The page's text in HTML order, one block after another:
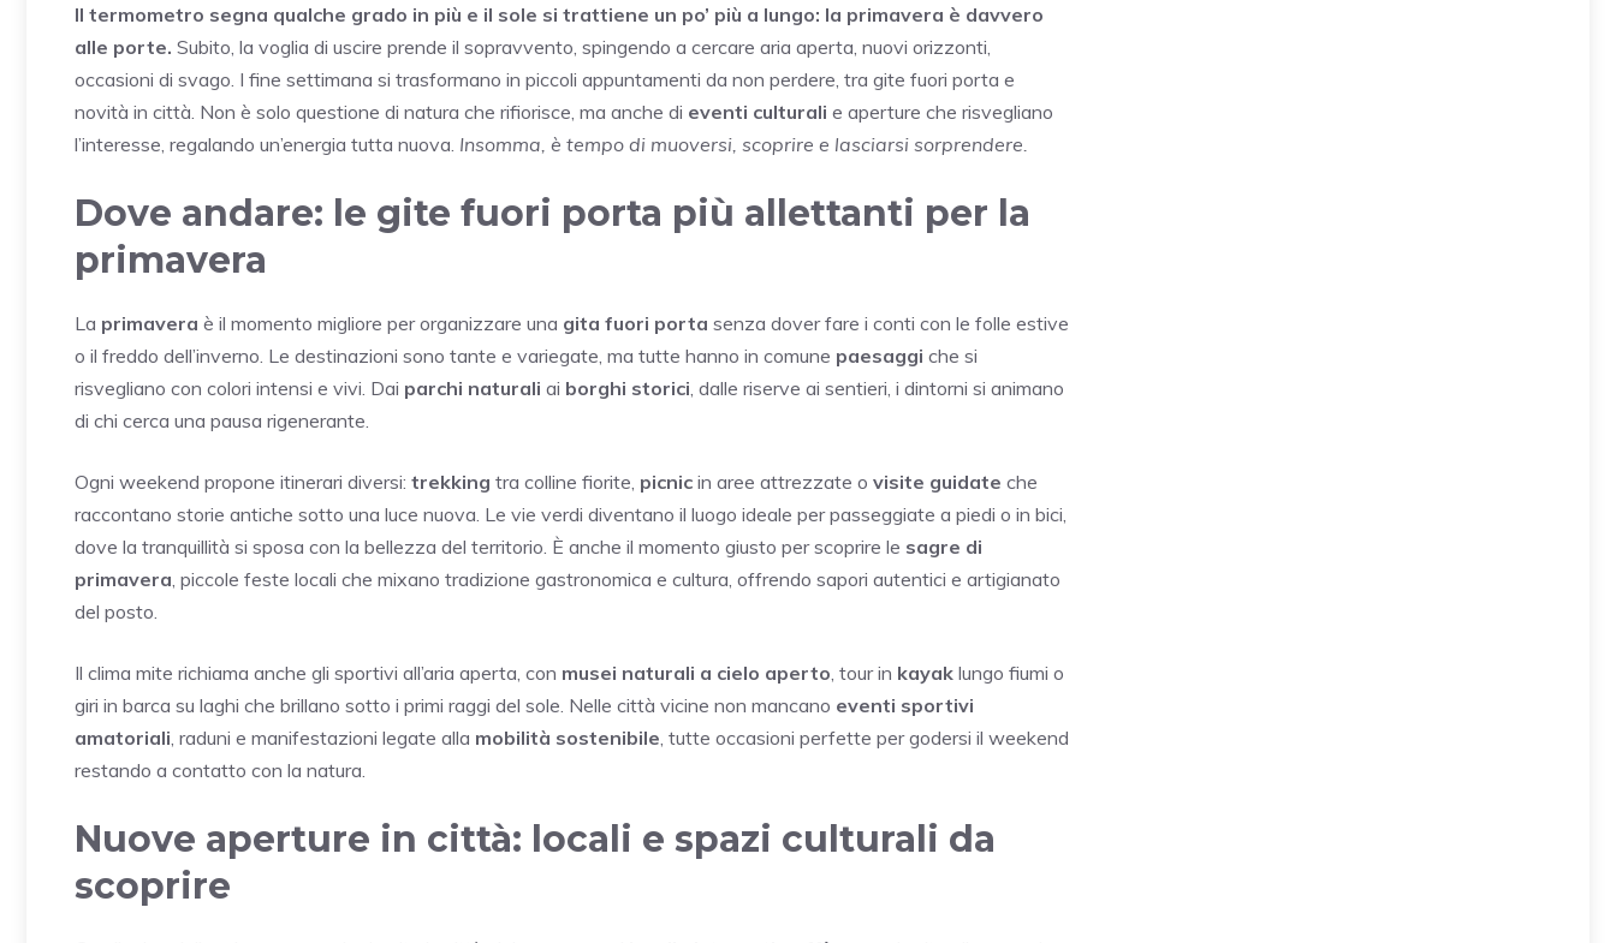
Il termometro segna qualche grado in più e il sole si trattiene un po’ più a lungo: la primavera è davvero
alle porte. Subito, la voglia di uscire prende il sopravvento, spingendo a cercare aria aperta, nuovi orizzonti,
occasioni di svago. I fine settimana si trasformano in piccoli appuntamenti da non perdere, tra gite fuori porta e
novità in città. Non è solo questione di natura che rifiorisce, ma anche di eventi culturali e aperture che risvegliano
l’interesse, regalando un’energia tutta nuova. Insomma, è tempo di muoversi, scoprire e lasciarsi sorprendere.
Dove andare: le gite fuori porta più allettanti per la
primavera
La primavera è il momento migliore per organizzare una gita fuori porta senza dover fare i conti con le folle estive
o il freddo dell’inverno. Le destinazioni sono tante e variegate, ma tutte hanno in comune paesaggi che si
risvegliano con colori intensi e vivi. Dai parchi naturali ai borghi storici , dalle riserve ai sentieri, i dintorni si animano
di chi cerca una pausa rigenerante.
Ogni weekend propone itinerari diversi: trekking tra colline fiorite, picnic in aree attrezzate o visite guidate che
raccontano storie antiche sotto una luce nuova. Le vie verdi diventano il luogo ideale per passeggiate a piedi o in bici,
dove la tranquillità si sposa con la bellezza del territorio. È anche il momento giusto per scoprire le sagre di
primavera , piccole feste locali che mixano tradizione gastronomica e cultura, offrendo sapori autentici e artigianato
del posto.
Il clima mite richiama anche gli sportivi all’aria aperta, con musei naturali a cielo aperto , tour in kayak lungo fiumi o
giri in barca su laghi che brillano sotto i primi raggi del sole. Nelle città vicine non mancano eventi sportivi
amatoriali , raduni e manifestazioni legate alla mobilità sostenibile , tutte occasioni perfette per godersi il weekend
restando a contatto con la natura.
Nuove aperture in città: locali e spazi culturali da
scoprire